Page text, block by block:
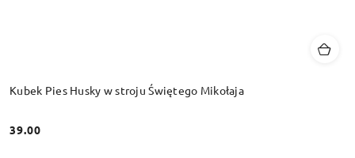
Kubek Pies Husky w stroju Świętego Mikołaja
Cena:
39.00